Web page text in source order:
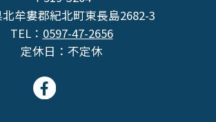
牟婁郡紀北町東長島2682-3
TEL： 0597-47-2656
定休日：不定休